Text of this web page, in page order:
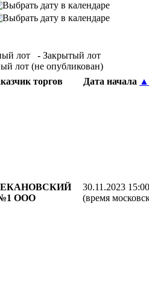
лот
- Закрытый лот
лот (не опубликован)
торгов Дата начала ▲
ООО
30.11.2023
(время